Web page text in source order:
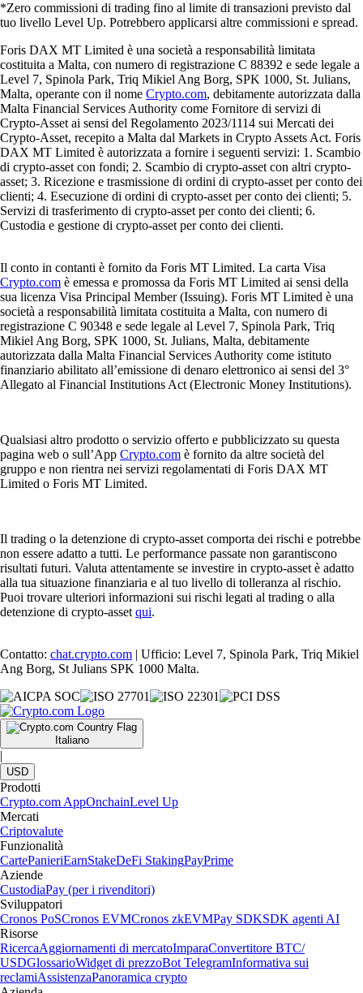
*Zero commissioni di trading fino al limite di transazioni previsto dal
tuo livello Level Up. Potrebbero applicarsi altre commissioni e spread.
Foris DAX MT Limited è una società a responsabilità limitata
costituita a Malta, con numero di registrazione C 88392 e sede legale a
Level 7, Spinola Park, Triq Mikiel Ang Borg, SPK 1000, St. Julians,
Malta, operante con il nome Crypto.com, debitamente autorizzata dalla
Malta Financial Services Authority come Fornitore di servizi di
Crypto-Asset ai sensi del Regolamento 2023/1114 sui Mercati dei
Crypto-Asset, recepito a Malta dal Markets in Crypto Assets Act. Foris
DAX MT Limited è autorizzata a fornire i seguenti servizi: 1. Scambio
di crypto-asset con fondi; 2. Scambio di crypto-asset con altri crypto-
asset; 3. Ricezione e trasmissione di ordini di crypto-asset per conto dei
clienti; 4. Esecuzione di ordini di crypto-asset per conto dei clienti; 5.
Servizi di trasferimento di crypto-asset per conto dei clienti; 6.
Custodia e gestione di crypto-asset per conto dei clienti.
Il conto in contanti è fornito da Foris MT Limited. La carta Visa
Crypto.com è emessa e promossa da Foris MT Limited ai sensi della
sua licenza Visa Principal Member (Issuing). Foris MT Limited è una
società a responsabilità limitata costituita a Malta, con numero di
registrazione C 90348 e sede legale al Level 7, Spinola Park, Triq
Mikiel Ang Borg, SPK 1000, St. Julians, Malta, debitamente
autorizzata dalla Malta Financial Services Authority come istituto
finanziario abilitato all’emissione di denaro elettronico ai sensi del 3°
Allegato al Financial Institutions Act (Electronic Money Institutions).
Qualsiasi altro prodotto o servizio offerto e pubblicizzato su questa
pagina web o sull’App Crypto.com è fornito da altre società del
gruppo e non rientra nei servizi regolamentati di Foris DAX MT
Limited o Foris MT Limited.
Il trading o la detenzione di crypto-asset comporta dei rischi e potrebbe
non essere adatto a tutti. Le performance passate non garantiscono
risultati futuri. Valuta attentamente se investire in crypto-asset è adatto
alla tua situazione finanziaria e al tuo livello di tolleranza al rischio.
Puoi trovare ulteriori informazioni sui rischi legati al trading o alla
detenzione di crypto-asset qui.
Contatto: chat.crypto.com | Ufficio: Level 7, Spinola Park, Triq Mikiel
Ang Borg, St Julians SPK 1000 Malta.
Italiano
|
USD
Prodotti
Crypto.com AppOnchainLevel Up
Mercati
Criptovalute
Funzionalità
CartePanieriEarnStakeDeFi StakingPayPrime
Aziende
CustodiaPay (per i rivenditori)
Sviluppatori
Cronos PoSCronos EVMCronos zkEVMPay SDKSDK agenti AI
Risorse
RicercaAggiornamenti di mercatoImparaConvertitore BTC/
USDGlossarioWidget di prezzoBot TelegramInformativa sui
reclamiAssistenzaPanoramica crypto